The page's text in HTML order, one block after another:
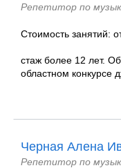
Репетитор по
Стоимость занятий:
стаж более 12 лет.
областном конкурсе
Черная Алена
Репетитор по